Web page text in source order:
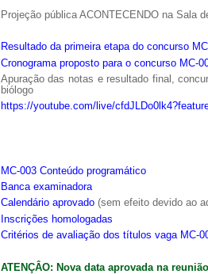
Projeção pública ACONTECENDO na Sala
Resultado da primeira etapa do concurso
Cronograma proposto para o concurso MC-
Apuração das notas e resultado final,
biólogo
https://youtube.com/live/
MC-003 Conteúdo programático
Banca examinadora
Calendário aprovado(sem efeito devido ao
Inscrições homologadas
Critérios de avaliação dos títulos vaga MC-
ATENÇÂO: Nova data aprovada na